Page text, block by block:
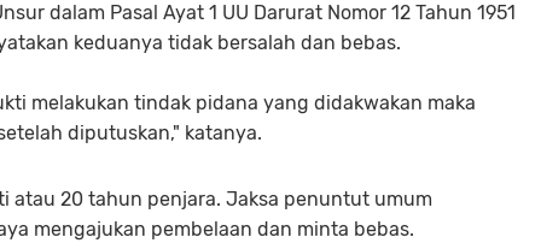
dalam Pasal Ayat 1 UU Darurat Nomor 12 Tahun 1951
keduanya tidak bersalah dan bebas.
melakukan tindak pidana yang didakwakan maka
diputuskan," katanya.
atau 20 tahun penjara. Jaksa penuntut umum
mengajukan pembelaan dan minta bebas.